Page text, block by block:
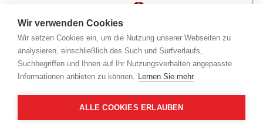
Wir verwenden Cookies
Wir setzen Cookies ein, um die Nutzung unserer Webseiten zu
analysieren, einschließlich des Such und Surfverlaufs,
Suchbegriffen und Ihnen auf Ihr Nutzungsverhalten angepasste
Informationen anbieten zu können. Lernen Sie mehr
ALLE COOKIES ERLAUBEN
Wiederholungstermin
Nein
1.661 m²
Weiteres
Ruinöse Reste baulicher Anlagen (vermutlich
Fundamentreste) vorhanden,
Erschließungsanlagen wurden zurückgebaut
Alle Angaben ohne Gewähr.